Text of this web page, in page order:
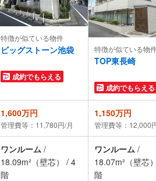
特徴が似ている物件
ビッグストーン池袋
成約でもらえる
特徴が似ている物
TOP東長崎
成約でもらえる
1,600万円
管理費等：11,780円/月
1,150万円
管理費等：12,000
ワンルーム /
18.09m²（壁芯）
/ 4
階
ワンルーム /
18.07m²（壁芯
階